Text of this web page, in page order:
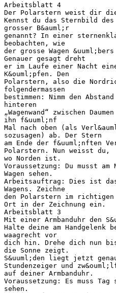
Arbeitsblatt 4
Der Polarstern weist dir
Kennst du das Sternbild des
grosser B&auml;r
genannt? In einer
beobachten, wie
der grosse Wagen
Genauer gesagt dreht
er im Laufe einer Nacht
K&ouml;pfen. Den
Polarstern, also die
folgendermassen
bestimmen: Nimm den
hinteren
„Wagenwand“ zwischen
ihn f&uuml;nf
Mal nach oben (als
sozusagen) ab. Der Stern
am Ende der f&uuml;nften
Polarstern. Nun weisst du,
wo Norden ist.
Voraussetzung: Du musst am
Wagen sehen.
Arbeitsauftrag: Dies ist
Wagens. Zeichne
den Polarstern im richtigen
Ort in der Zeichnung ein.
Arbeitsblatt 3
Mit einer Armbanduhr den
Halte deine am Handgelenk
waagrecht vor
dich hin. Drehe dich nun
die Sonne zeigt.
S&uuml;den liegt jetzt
Stundenzeiger und
auf deiner Armbanduhr.
Voraussetzung: Es muss
sehen.